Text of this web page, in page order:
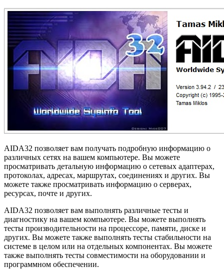
AIDA32 позволяет вам получать подробную информацию о
различных сетях на вашем компьютере. Вы можете
просматривать детальную информацию о сетевых адаптерах,
протоколах, адресах, маршрутах, соединениях и других. Вы
можете также просматривать информацию о серверах,
ресурсах, почте и других.
AIDA32 позволяет вам выполнять различные тесты и
диагностику на вашем компьютере. Вы можете выполнять
тесты производительности на процессоре, памяти, диске и
других. Вы можете также выполнять тесты стабильности на
системе в целом или на отдельных компонентах. Вы можете
также выполнять тесты совместимости на оборудовании и
программном обеспечении.